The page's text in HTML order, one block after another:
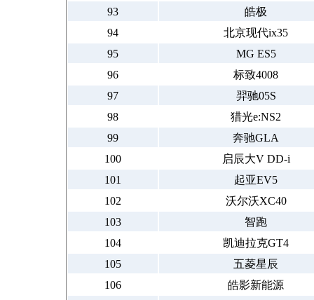
93
皓极
94
北京现代ix35
95
MG ES5
96
标致4008
97
羿驰05S
98
猎光e:NS2
99
奔驰GLA
100
启辰大V DD-i
101
起亚EV5
102
沃尔沃XC40
103
智跑
104
凯迪拉克GT4
105
五菱星辰
106
皓影新能源